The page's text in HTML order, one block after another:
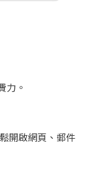
力。
開啟網頁、郵件